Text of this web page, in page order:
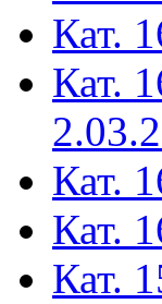
Кат.
Кат.
Кат.
Кат.
Кат.